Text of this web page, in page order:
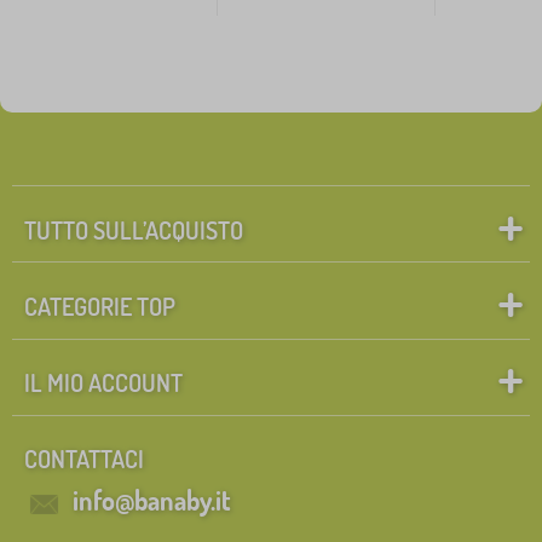
TUTTO SULL’ACQUISTO
CATEGORIE TOP
IL MIO ACCOUNT
CONTATTACI
info@banaby.it